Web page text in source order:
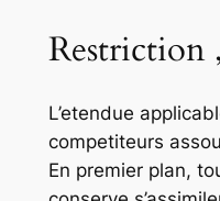
Restriction
L’etendue
competiteurs
En premier plan,